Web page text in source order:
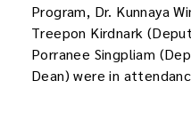
Program, Dr. Kunnaya
Treepon Kirdnark
Porranee Singpliam
Dean) were in